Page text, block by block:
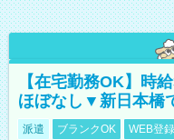
【在宅勤務OK】時
ほぼなし▼新日本橋
派遣 ブランクOK WEB登